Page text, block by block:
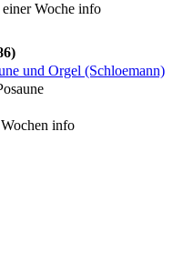
Woche info
und Orgel (Schloemann)
info